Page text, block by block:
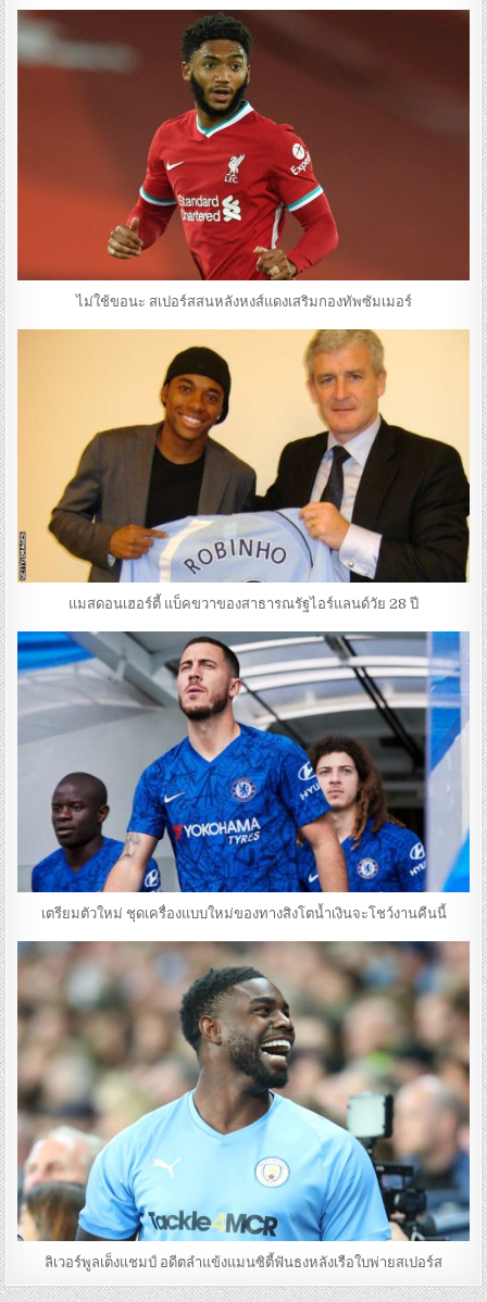
ไม่ใช้ขอนะ สเปอร์สสนหลังหงส์แดงเสริมกองทัพซัมเมอร์
แมสดอนเฮอร์ตี้ แบ็คขวาของสาธารณรัฐไอร์แลนด์วัย 28 ปี
เตรียมตัวใหม่ ชุดเครื่องแบบใหม่ของทางสิงโตน้ำเงินจะโชว์งานคืนนี้
ลิเวอร์พูลเต็งแชมป์ อดีตลำแข้งแมนซิตี้ฟันธงหลังเรือใบพ่ายสเปอร์ส